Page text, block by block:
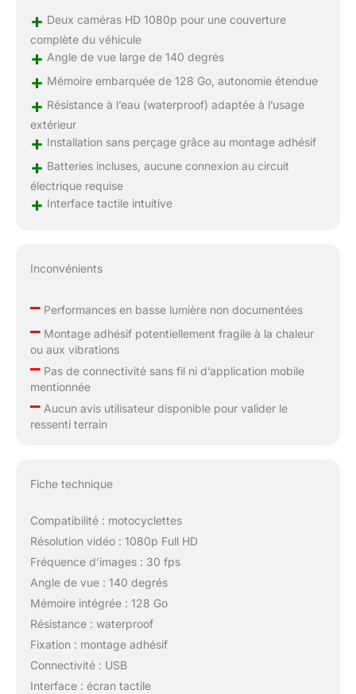
+ Deux caméras HD 1080p pour une couverture
complète du véhicule
+ Angle de vue large de 140 degrés
+ Mémoire embarquée de 128 Go, autonomie étendue
+ Résistance à l’eau (waterproof) adaptée à l’usage
extérieur
+ Installation sans perçage grâce au montage adhésif
+ Batteries incluses, aucune connexion au circuit
électrique requise
+ Interface tactile intuitive
Inconvénients
–Performances en basse lumière non documentées
–Montage adhésif potentiellement fragile à la chaleur
ou aux vibrations
–Pas de connectivité sans fil ni d’application mobile
mentionnée
–Aucun avis utilisateur disponible pour valider le
ressenti terrain
Fiche technique
Compatibilité : motocyclettes
Résolution vidéo : 1080p Full HD
Fréquence d’images : 30 fps
Angle de vue : 140 degrés
Mémoire intégrée : 128 Go
Résistance : waterproof
Fixation : montage adhésif
Connectivité : USB
Interface : écran tactile